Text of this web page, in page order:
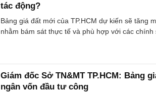
tác động?
Bảng giá đất mới của TP.HCM dự kiến sẽ tăng
nhằm bám sát thực tế và phù hợp với các chính
Giám đốc Sở TN&MT TP.HCM: Bảng
ngân vốn đầu tư công